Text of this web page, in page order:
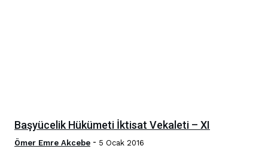
Başyücelik Hükümeti İktisat Vekaleti – XI
Ömer Emre Akcebe - 5 Ocak 2016